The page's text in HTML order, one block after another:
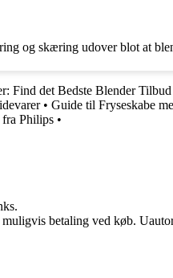
og skæring udover blot at
Find det Bedste Blender Tilbud
• Guide til Fryseskabe
fra Philips •
betaling ved køb.